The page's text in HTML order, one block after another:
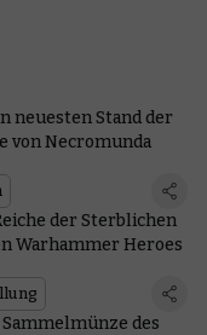
neuesten Stand der
von Necromunda
der Sterblichen
Warhammer Heroes
des